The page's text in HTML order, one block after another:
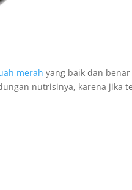
merah yang baik dan benar
nutrisinya, karena jika